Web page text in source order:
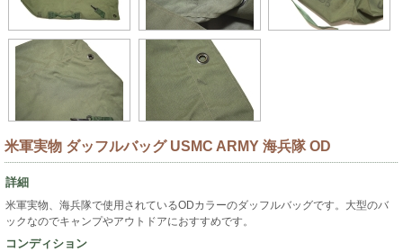
米軍実物 ダッフルバッグ USMC ARMY 海兵隊 OD
詳細
米軍実物、海兵隊で使用されているODカラーのダッフルバッグです。大型のバ
ックなのでキャンプやアウトドアにおすすめです。
コンディション